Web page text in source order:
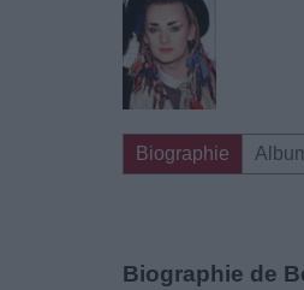
Biographie
Biographie de